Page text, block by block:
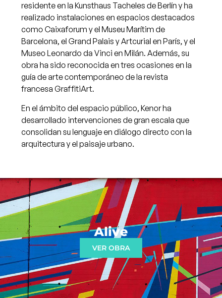
residente en la Kunsthaus Tacheles de Berlín y ha
realizado instalaciones en espacios destacados
como Caixaforum y el Museu Marítim de
Barcelona, el Grand Palais y Artcurial en París, y el
Museo Leonardo da Vinci en Milán. Además, su
obra ha sido reconocida en tres ocasiones en la
guía de arte contemporáneo de la revista
francesa GraffitiArt.
En el ámbito del espacio público, Kenor ha
desarrollado intervenciones de gran escala que
consolidan su lenguaje en diálogo directo con la
arquitectura y el paisaje urbano.
Alive
VER OBRA